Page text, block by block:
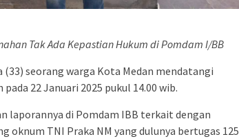
Tak Ada Kepastian Hukum di Pomdam I/BB
(33) seorang warga Kota Medan mendatangi
22 Januari 2025 pukul 14.00 wib.
laporannya di Pomdam IBB terkait dengan
oknum TNI Praka NM yang dulunya bertugas 125